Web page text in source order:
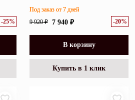
-25% 9 920 ₽ 7 940 ₽ -20%
Под заказ от 7 дней
В корзину
Купить в 1 клик